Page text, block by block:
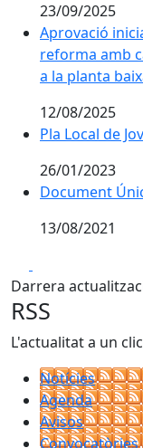
23/09/2025
Aprovació
reforma amb
a la planta
12/08/2025
Pla Local de
26/01/2023
Document
13/08/2021
Darrera
RSS
L'actualitat a un clic
Notícies
Agenda
Avisos